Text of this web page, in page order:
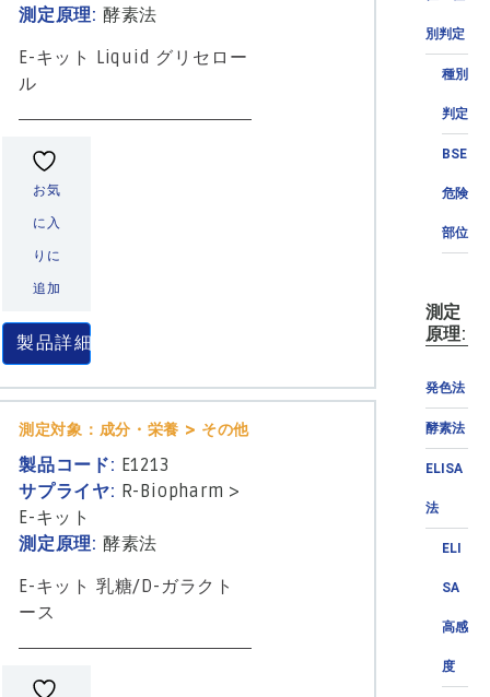
別判定
種別
判定
BSE
危険
部位
測定
原理:
発色法
酵素法
ELISA
法
ELI
SA
高感
度
測定原理: 酵素法
E-キット Liquid グリセロー
ル
お気
に入
りに
追加
製品詳細
測定対象：成分・栄養 > その他
製品コード: E1213
サプライヤ: R-Biopharm >
E-キット
測定原理: 酵素法
E-キット 乳糖/D-ガラクト
ース